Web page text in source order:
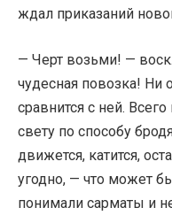
ждал приказаний
— Черт возьми! —
чудесная повозка! Ни
сравнится с ней.
свету по способу
движется, катится,
угодно, — что может
понимали сарматы и